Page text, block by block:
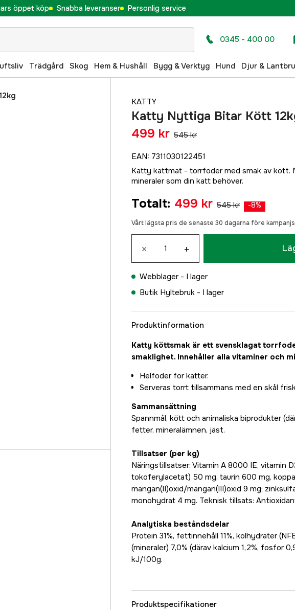
öppet köp Snabba leveranser Personlig service
0345 - 400 00
Trädgård Skog Hem & Hushåll Bygg & Verktyg Hund Djur &
KATTY
Katty Nyttiga Bitar Kött
499 kr 545 kr
EAN: 7311030122451
Katty kattmat - torrfoder med smak av kött.
mineraler som din katt behöver.
Totalt: 499 kr 545 kr -8%
Vårt lägsta pris de senaste 30 dagarna före
× +
Webblager - I lager
Butik Hyltebruk - I lager
Produktinformation
Katty köttsmak är ett svensklagat
smaklighet. Innehåller alla vitaminer och
Helfoder för katter.
Serveras torrt tillsammans med en skål
Sammansättning
Spannmål, kött och animaliska biprodukter
fetter, mineralämnen, jäst.
Tillsatser (per kg)
Näringstillsatser: Vitamin A 8000 IE, vitamin
tokoferylacetat) 50 mg, taurin 600 mg,
mangan(II)oxid/mangan(III)oxid 9 mg;
monohydrat 4 mg. Teknisk tillsats:
Analytiska beståndsdelar
Protein 31%, fettinnehåll 11%, kolhydrater
(mineraler) 7,0% (därav kalcium 1,2%, fosfor
kJ/100g.
Produktspecifikationer